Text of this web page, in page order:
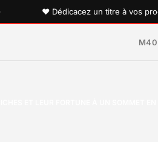
♥ Dédicacez un titre à vos proches
M40